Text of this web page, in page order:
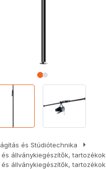
és Stúdiótechnika arrow_right
állványkiegészítők, tartozékok
állványkiegészítők, tartozékok